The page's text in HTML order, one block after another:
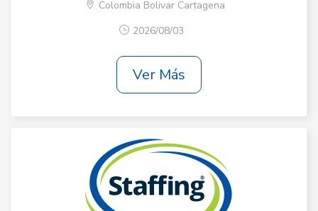
Colombia Bolivar Cartagena
2026/08/03
Ver Más